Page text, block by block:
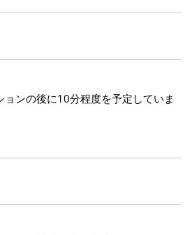
ョンの後に10分程度を予定していま